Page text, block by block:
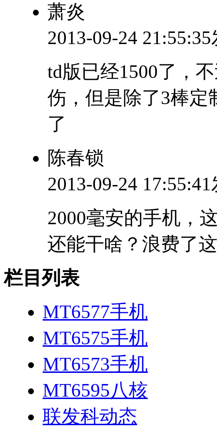
萧炎
2013-09-24
td版已经1500了，
伤，但是除了3棒定
了
陈春锁
2013-09-24
2000毫安的手机，
还能干啥？浪费了
栏目列表
MT6577手机
MT6575手机
MT6573手机
MT6595八核
联发科动态